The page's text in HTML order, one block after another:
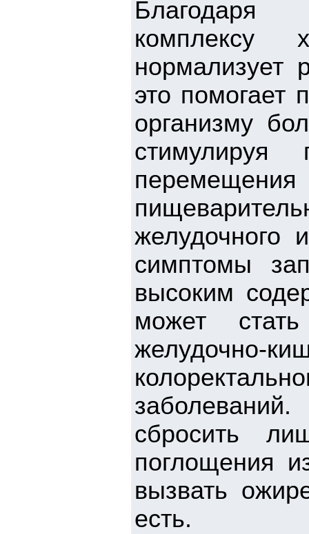
Благодаря
комплексу
нормализует
это помогает
организму
стимулируя
желудочного
симптомы
высоким
может
желудочно-
сбросить
поглощения
вызвать
есть.